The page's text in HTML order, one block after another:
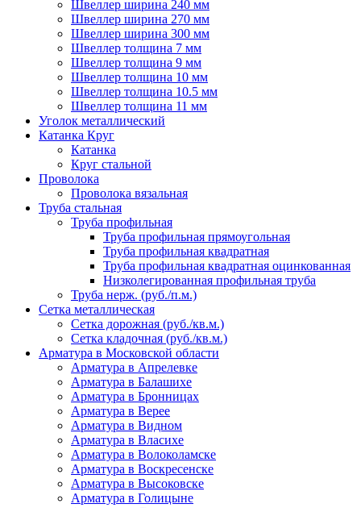
Швеллер ширина 240 мм
Швеллер ширина 270 мм
Швеллер ширина 300 мм
Швеллер толщина 7 мм
Швеллер толщина 9 мм
Швеллер толщина 10 мм
Швеллер толщина 10.5 мм
Швеллер толщина 11 мм
Уголок металлический
Катанка Круг
Катанка
Круг стальной
Проволока
Проволока вязальная
Труба стальная
Труба профильная
Труба профильная прямоугольная
Труба профильная квадратная
Труба профильная квадратная оцинкованная
Низколегированная профильная труба
Труба нерж. (руб./п.м.)
Сетка металлическая
Сетка дорожная (руб./кв.м.)
Сетка кладочная (руб./кв.м.)
Арматура в Московской области
Арматура в Апрелевке
Арматура в Балашихе
Арматура в Бронницах
Арматура в Верее
Арматура в Видном
Арматура в Власихе
Арматура в Волоколамске
Арматура в Воскресенске
Арматура в Высоковске
Арматура в Голицыне